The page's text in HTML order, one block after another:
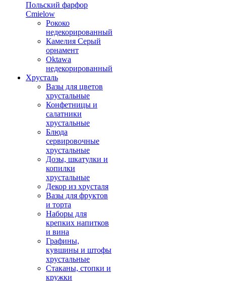
Польский фарфор
Сmielow
Рококо
недекорированный
Камелия Серый
орнамент
Oktawa
недекорированный
Хрусталь
Вазы для цветов
хрустальные
Конфетницы и
салатники
хрустальные
Блюда
сервировочные
хрустальные
Дозы, шкатулки и
копилки
хрустальные
Декор из хрусталя
Вазы для фруктов
и торта
Наборы для
крепких напитков
и вина
Графины,
кувшины и штофы
хрустальные
Стаканы, стопки и
кружки